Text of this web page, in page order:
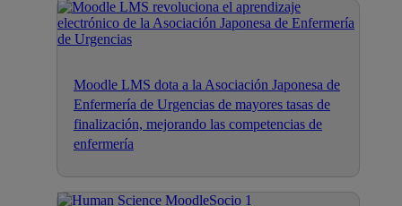
Moodle LMS dota a la Asociación Japonesa de
Enfermería de Urgencias de mayores tasas de
finalización, mejorando las competencias de
enfermería